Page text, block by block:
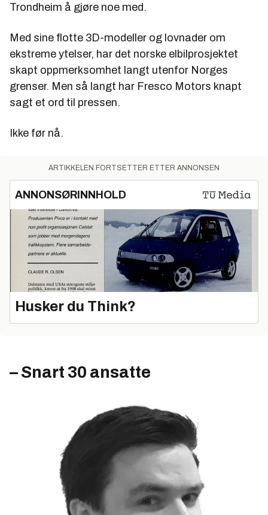
Trondheim å gjøre noe med.
Med sine flotte 3D-modeller og lovnader om
ekstreme ytelser, har det norske elbilprosjektet
skapt oppmerksomhet langt utenfor Norges
grenser. Men så langt har Fresco Motors knapt
sagt et ord til pressen.
Ikke før nå.
ARTIKKELEN FORTSETTER ETTER ANNONSEN
ANNONSØRINNHOLD
Husker du Think?
– Snart 30 ansatte